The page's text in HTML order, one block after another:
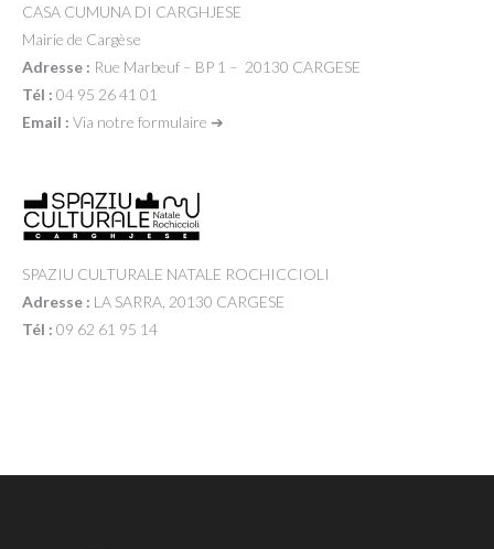
CASA CUMUNA DI CARGHJESE
Mairie de Cargèse
Adresse : Rue Marbeuf – BP 1 – 20130 CARGESE
Tél : 04 95 26 41 01
Email : Via notre formulaire ➔
SPAZIU CULTURALE NATALE ROCHICCIOLI
Adresse : LA SARRA, 20130 CARGESE
Tél : 09 62 61 95 14